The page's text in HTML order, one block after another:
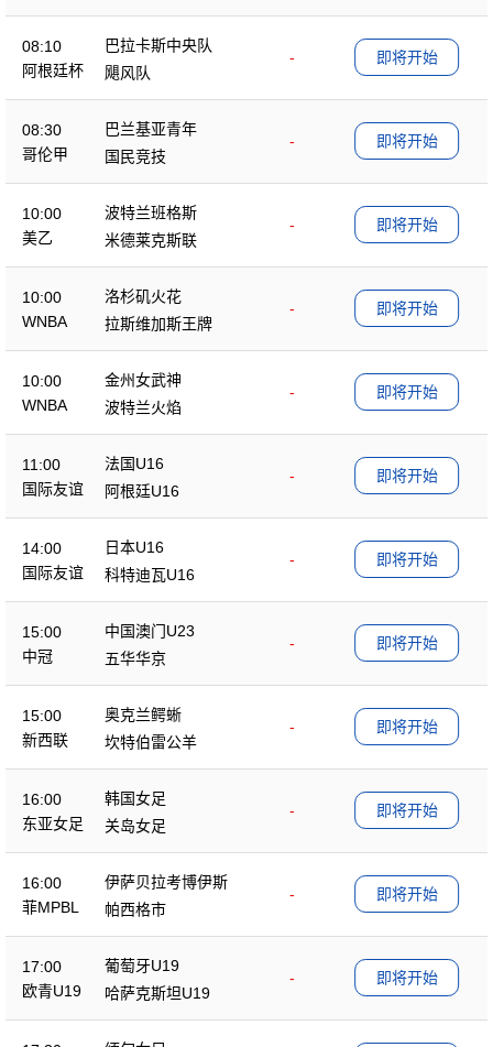
08:10
阿根廷杯
巴拉卡斯中央队
-
飓风队
即将开始
08:30
哥伦甲
巴兰基亚青年
-
国民竞技
即将开始
10:00
美乙
波特兰班格斯
-
米德莱克斯联
即将开始
10:00
WNBA
洛杉矶火花
-
拉斯维加斯王牌
即将开始
10:00
WNBA
金州女武神
-
波特兰火焰
即将开始
11:00
国际友谊
法国U16
-
阿根廷U16
即将开始
14:00
国际友谊
日本U16
-
科特迪瓦U16
即将开始
15:00
中冠
中国澳门U23
-
五华华京
即将开始
15:00
新西联
奥克兰鳄蜥
-
坎特伯雷公羊
即将开始
16:00
东亚女足
韩国女足
-
关岛女足
即将开始
16:00
菲MPBL
伊萨贝拉考博伊斯
-
帕西格市
即将开始
17:00
欧青U19
葡萄牙U19
-
哈萨克斯坦U19
即将开始